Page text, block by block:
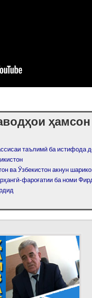
ҳамсон
таълимӣ ба истифода
ва Ӯзбекистон акнун
фароғатии ба номи